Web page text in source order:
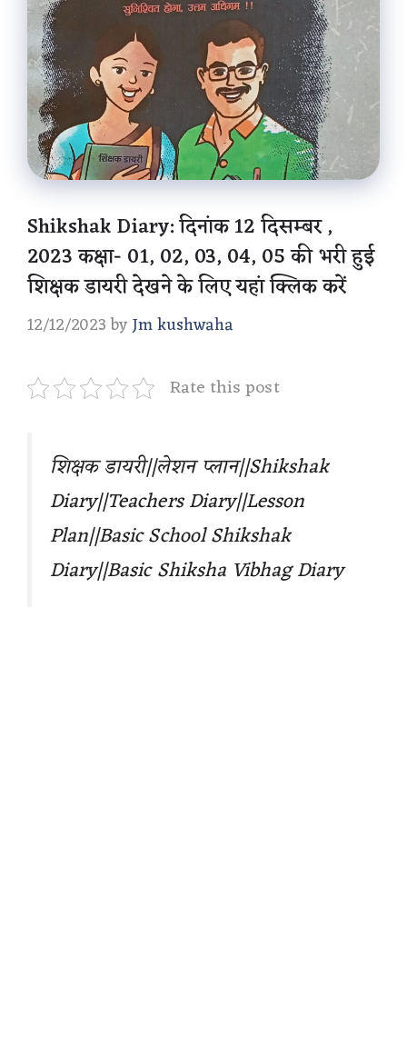
Shikshak Diary: दिनांक 12 दिसम्बर ,
2023 कक्षा- 01, 02, 03, 04, 05 की भरी हुई
शिक्षक डायरी देखने के लिए यहां क्लिक करें
12/12/2023 byJm kushwaha
Rate this post
शिक्षक डायरी||लेशन प्लान||Shikshak
Diary||Teachers Diary||Lesson
Plan||Basic School Shikshak
Diary||Basic Shiksha Vibhag Diary